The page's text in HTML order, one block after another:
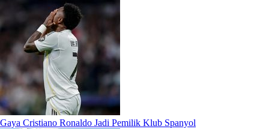
Gaya Cristiano Ronaldo Jadi Pemilik Klub Spanyol